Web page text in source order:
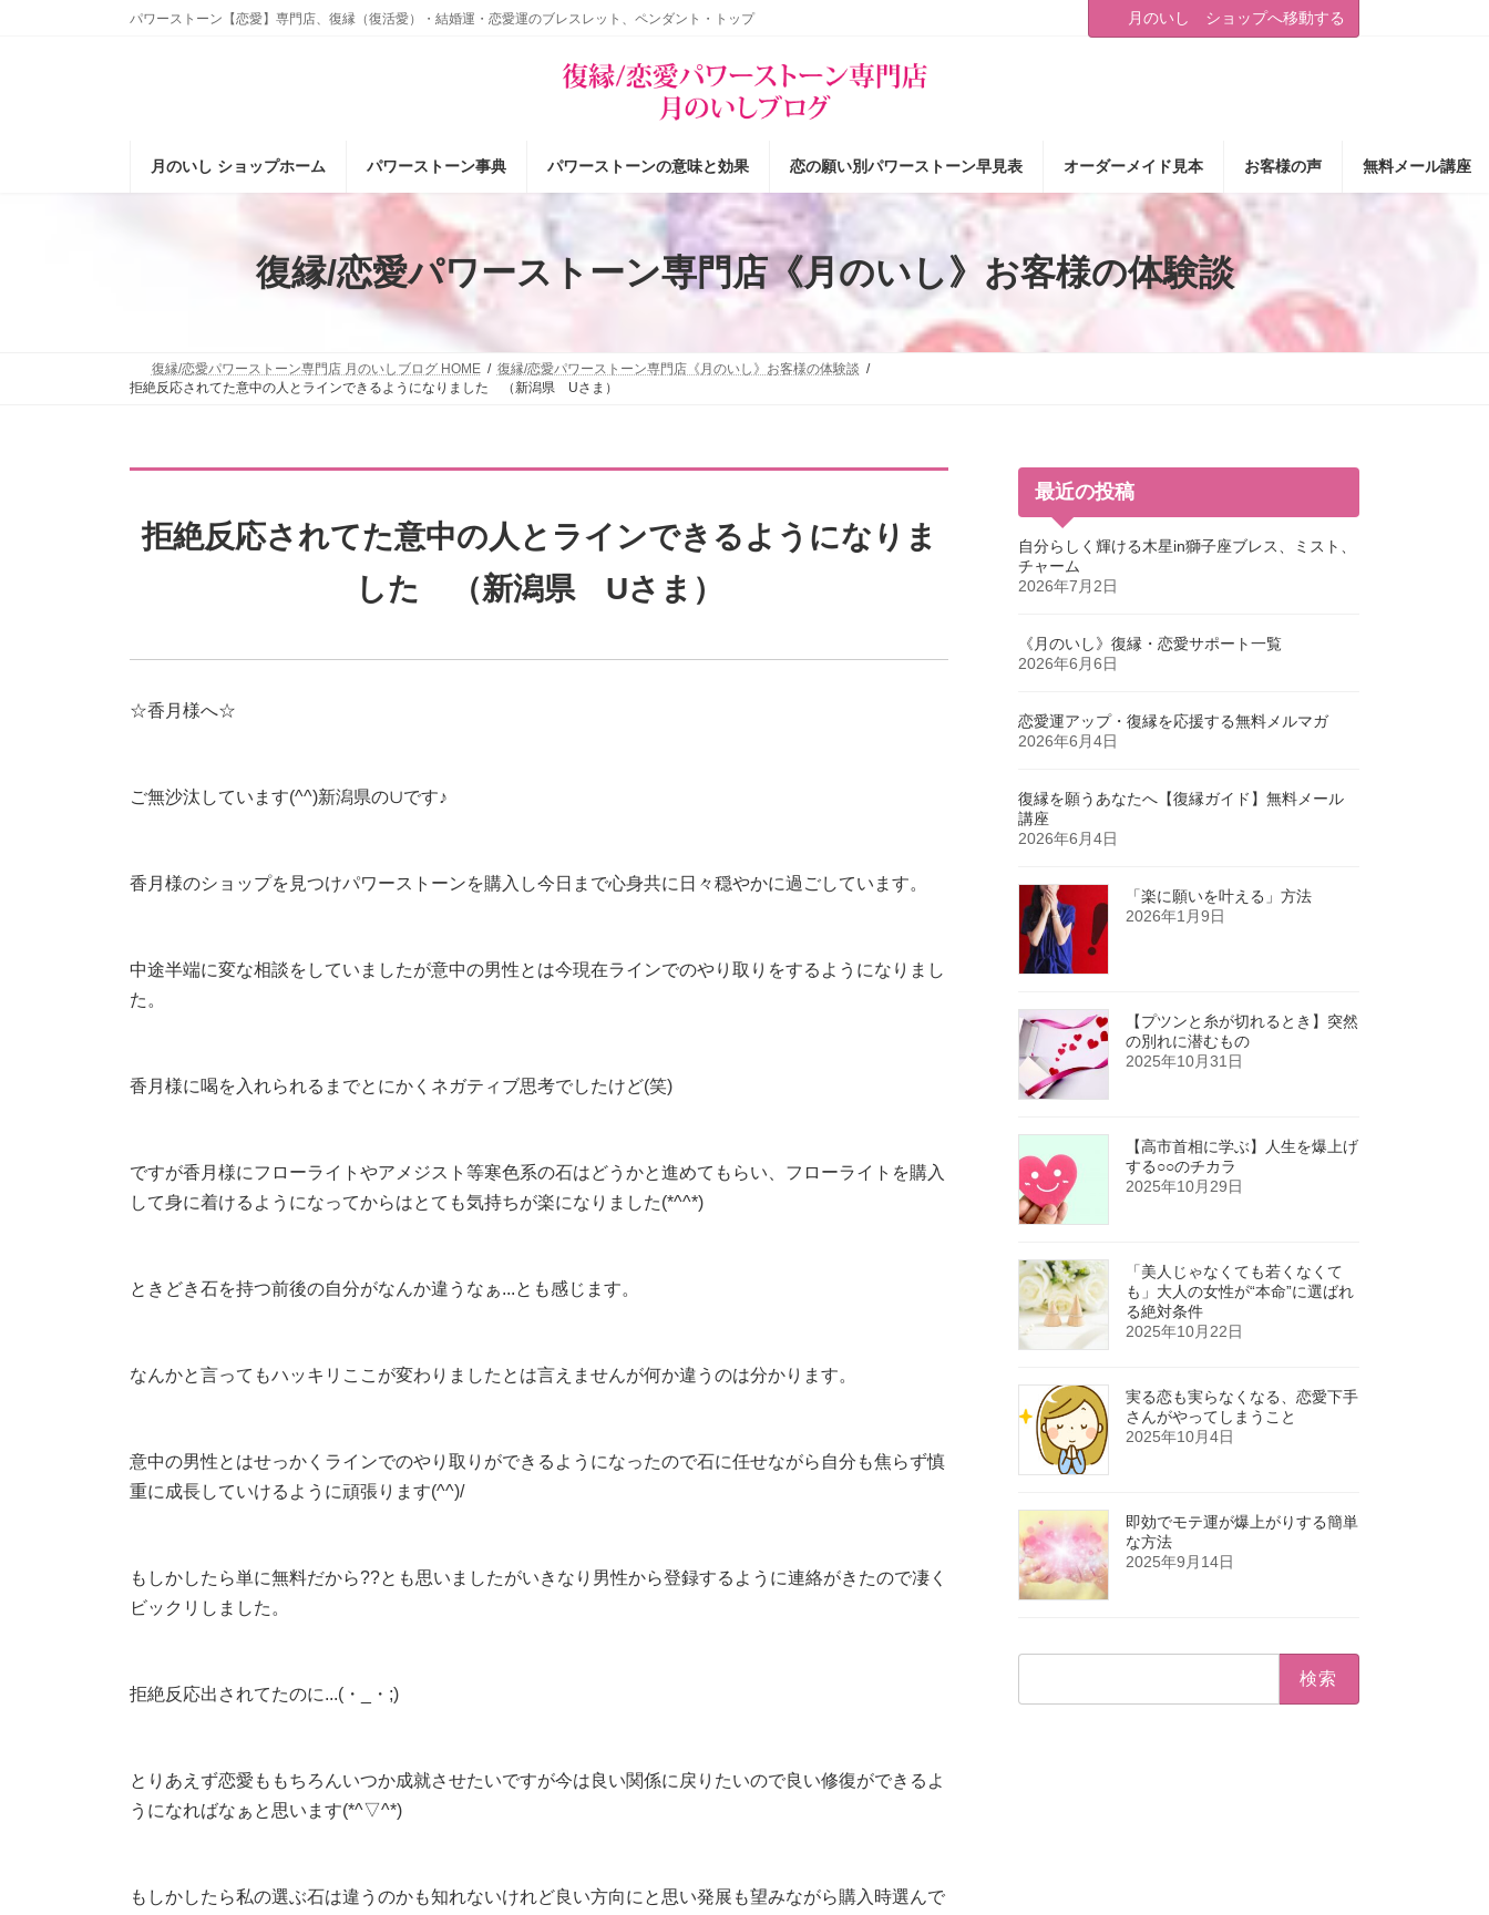
パワーストーン【恋愛】専門店、復縁（復活愛）・結婚運・恋愛運のブレスレット、ペンダント・トップ 月のいし ショップへ移動する
月のいし ショップホーム パワーストーン事典 パワーストーンの意味と効果 恋の願い別パワーストーン早見表 オーダーメイド見本 お客様の声 無料メール講座
復縁/恋愛パワーストーン専門店《月のいし》お客様の体験談
復縁/恋愛パワーストーン専門店 月のいしブログ HOME
復縁/恋愛パワーストーン専門店《月のいし》お客様の体験談
拒絶反応されてた意中の人とラインできるようになりました （新潟県 Uさま）
拒絶反応されてた意中の人とラインできるようになりま
した （新潟県 Uさま）
☆香月様へ☆
ご無沙汰しています(^^)新潟県の∪です♪
香月様のショップを見つけパワーストーンを購入し今日まで心身共に日々穏やかに過ごしています。
中途半端に変な相談をしていましたが意中の男性とは今現在ラインでのやり取りをするようになりまし
た。
香月様に喝を入れられるまでとにかくネガティブ思考でしたけど(笑)
ですが香月様にフローライトやアメジスト等寒色系の石はどうかと進めてもらい、フローライトを購入
して身に着けるようになってからはとても気持ちが楽になりました(*^^*)
ときどき石を持つ前後の自分がなんか違うなぁ...とも感じます。
なんかと言ってもハッキリここが変わりましたとは言えませんが何か違うのは分かります。
意中の男性とはせっかくラインでのやり取りができるようになったので石に任せながら自分も焦らず慎
重に成長していけるように頑張ります(^^)/
もしかしたら単に無料だから??とも思いましたがいきなり男性から登録するように連絡がきたので凄く
ビックリしました。
拒絶反応出されてたのに...(・_・;)
とりあえず恋愛ももちろんいつか成就させたいですが今は良い関係に戻りたいので良い修復ができるよ
うになればなぁと思います(*^▽^*)
もしかしたら私の選ぶ石は違うのかも知れないけれど良い方向にと思い発展も望みながら購入時選んで
最近の投稿
自分らしく輝ける木星in獅子座ブレス、ミスト、
チャーム
2026年7月2日
《月のいし》復縁・恋愛サポート一覧
2026年6月6日
恋愛運アップ・復縁を応援する無料メルマガ
2026年6月4日
復縁を願うあなたへ【復縁ガイド】無料メール
講座
2026年6月4日
「楽に願いを叶える」方法
2026年1月9日
【プツンと糸が切れるとき】突然
の別れに潜むもの
2025年10月31日
【高市首相に学ぶ】人生を爆上げ
する○○のチカラ
2025年10月29日
「美人じゃなくても若くなくて
も」大人の女性が“本命”に選ばれ
る絶対条件
2025年10月22日
実る恋も実らなくなる、恋愛下手
さんがやってしまうこと
2025年10月4日
即効でモテ運が爆上がりする簡単
な方法
2025年9月14日